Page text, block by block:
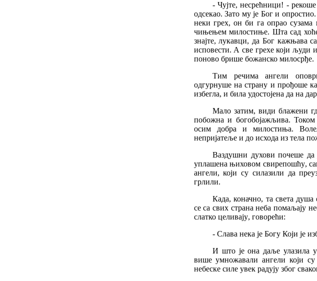
-Чујте,несрећници! - рекоше
одсекао.Зато му је Бог и опростио.
неки грех,он би га опрао сузама
чињењем милостиње. Шта сад
знајте,лукавци, да Бог кажњава
исповести. А све грехе који људи
поново брише божанско милосрђе.
Тим
речима ангели
одгурнуше на страну и прођоше
избегла, и била удостојена да на дар
Мало затим,види блажени
побожна и богобојажљивa.Током
осим
добра и милостиња.
непријатеље и до исхода из тела
Ваздушни духови почеше да
уплашена њиховом свирепошћу,
ангели,који су силазили да
грлили.
Када,коначно, та света душа
се са свих страна неба помаљају
слатко целивају, говорећи:
-Слава нека је Богу Који је
И што је она даље улазила у
више умножавали ангели који су
небеске силе увек радују због